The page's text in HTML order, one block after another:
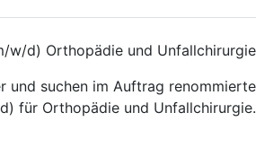
w/d) Orthopädie und
suchen im Auftrag
für Orthopädie und Unfallchirurgie.